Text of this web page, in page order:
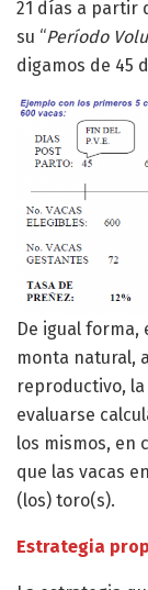
21 días a partir
su “Período
digamos de 45
De igual
monta natural,
reproductivo,
evaluarse
los mismos, en
que las vacas
(los) toro(s).
Estrategia